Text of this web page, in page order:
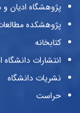
پژوهشگاه ادیان
پژوهشکده
کتابخانه
انتشارات
نشریات دانشگاه
حراست